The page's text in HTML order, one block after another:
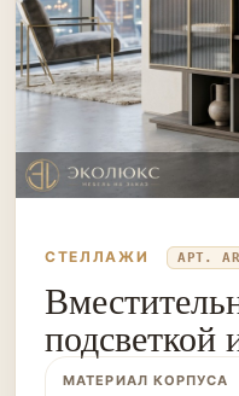
СТЕЛЛАЖИ АРТ.
подсветкой
МАТЕРИАЛ КОРПУСА